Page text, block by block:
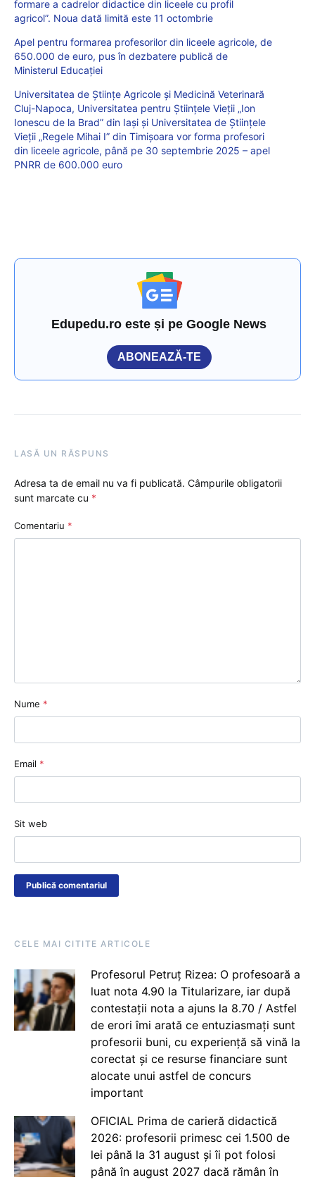
formare a cadrelor didactice din liceele cu profil
agricol”. Noua dată limită este 11 octombrie
Apel pentru formarea profesorilor din liceele agricole, de
650.000 de euro, pus în dezbatere publică de
Ministerul Educației
Universitatea de Științe Agricole și Medicină Veterinară
Cluj-Napoca, Universitatea pentru Științele Vieții „Ion
Ionescu de la Brad” din Iași și Universitatea de Științele
Vieții „Regele Mihai I” din Timișoara vor forma profesori
din liceele agricole, până pe 30 septembrie 2025 – apel
PNRR de 600.000 euro
Edupedu.ro este și pe Google News
ABONEAZĂ-TE
LASĂ UN RĂSPUNS
Adresa ta de email nu va fi publicată. Câmpurile obligatorii
sunt marcate cu *
Comentariu *
Nume *
Email *
Sit web
CELE MAI CITITE ARTICOLE
Profesorul Petruț Rizea: O profesoară a
luat nota 4.90 la Titularizare, iar după
contestații nota a ajuns la 8.70 / Astfel
de erori îmi arată ce entuziasmați sunt
profesorii buni, cu experiență să vină la
corectat și ce resurse financiare sunt
alocate unui astfel de concurs
important
OFICIAL Prima de carieră didactică
2026: profesorii primesc cei 1.500 de
lei până la 31 august și îi pot folosi
până în august 2027 dacă rămân în